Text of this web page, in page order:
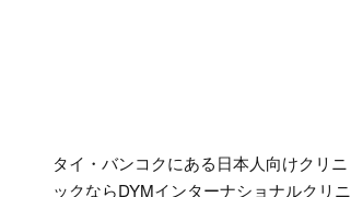
タイ・バンコクにある日本人向けクリニ
ックならDYMインターナショナルクリニ